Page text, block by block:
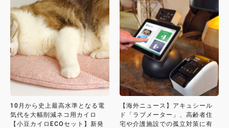
10月から史上最高水準となる電
気代を大幅削減ネコ用カイロ
【小豆カイロECOセット】新発
【海外ニュース】アキュシール
ド「ラブメーター」、高齢者住
宅や介護施設での孤立対策に有